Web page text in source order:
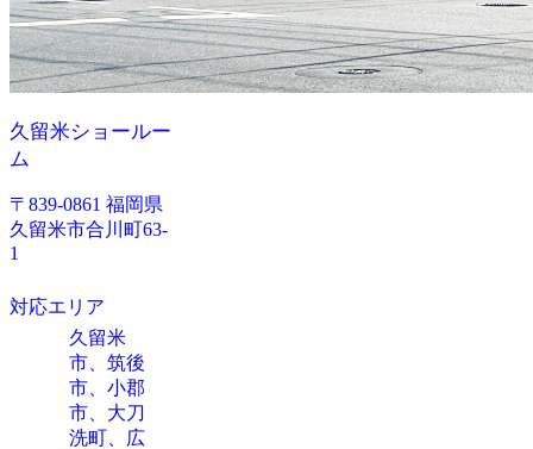
久留米ショールー
ム
〒839-0861 福岡県
久留米市合川町63-
1
対応エリア
久留米
市、筑後
市、小郡
市、大刀
洗町、広